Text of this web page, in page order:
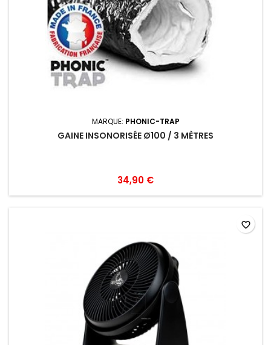
MARQUE: PHONIC-TRAP
GAINE INSONORISÉE Ø100 / 3 MÈTRES
34,90 €
favorite_border